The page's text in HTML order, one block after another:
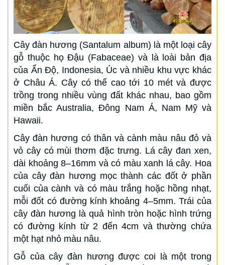
Cây đàn hương (Santalum album) là một loại cây
gỗ thuộc họ Đậu (Fabaceae) và là loài bản địa
của Ấn Độ, Indonesia, Úc và nhiều khu vực khác
ở Châu Á. Cây có thể cao tới 10 mét và được
trồng trong nhiều vùng đất khác nhau, bao gồm
miền bắc Australia, Đông Nam Á, Nam Mỹ và
Hawaii.
Cây đàn hương có thân và cành màu nâu đỏ và
vỏ cây có mùi thơm đặc trưng. Lá cây đan xen,
dài khoảng 8–16mm và có màu xanh lá cây. Hoa
của cây đàn hương mọc thành các đốt ở phần
cuối của cành và có màu trắng hoặc hồng nhạt,
mỗi đốt có đường kính khoảng 4–5mm. Trái của
cây đàn hương là quả hình tròn hoặc hình trứng
có đường kính từ 2 đến 4cm và thường chứa
một hạt nhỏ màu nâu.
Gỗ của cây đàn hương được coi là một trong